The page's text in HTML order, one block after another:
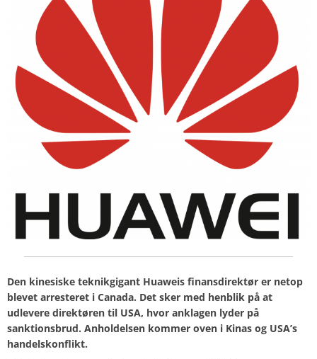
Den kinesiske teknikgigant Huaweis finansdirektør er netop
blevet arresteret i Canada. Det sker med henblik på at
udlevere direktøren til USA, hvor anklagen lyder på
sanktionsbrud. Anholdelsen kommer oven i Kinas og USA’s
handelskonflikt.